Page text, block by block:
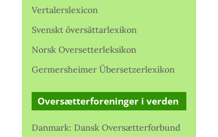
Vertalerslexicon
Svenskt översättarlexikon
Norsk Oversetterleksikon
Germersheimer Übersetzerlexikon
Oversætterforeninger i verden
Danmark: Dansk Oversætterforbund